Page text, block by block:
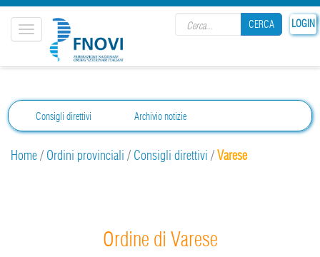
LOGIN
CERCA
CERCA
Toggle
navigation
Consigli direttivi Archivio notizie
Home/ Ordini provinciali / Consigli direttivi /Varese
Ordine di Varese